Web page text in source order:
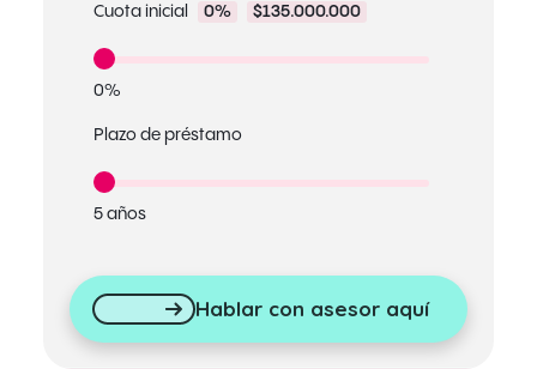
Cuota inicial 0% $135.000.000
0%
Plazo de préstamo
5 años
Hablar con asesor aquí